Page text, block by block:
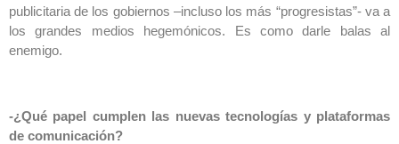
publicitaria de los gobiernos –incluso los más “progresistas”- va a
los grandes medios hegemónicos. Es como darle balas al
enemigo.
-¿Qué papel cumplen las nuevas tecnologías y plataformas
de comunicación?